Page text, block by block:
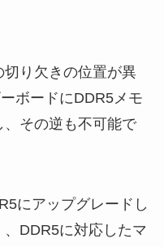
り欠きの位置が異
ボードにDDR5メモ
、その逆も不可能で
にアップグレードし
DDR5に対応したマ